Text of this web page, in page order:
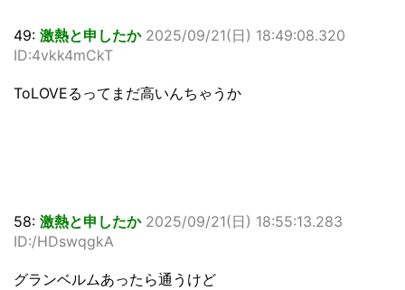
49: 激熱と申したか 2025/09/21(日) 18:49:08.320
ID:4vkk4mCkT
ToLOVEるってまだ高いんちゃうか
58: 激熱と申したか 2025/09/21(日) 18:55:13.283
ID:/HDswqgkA
グランベルムあったら通うけど